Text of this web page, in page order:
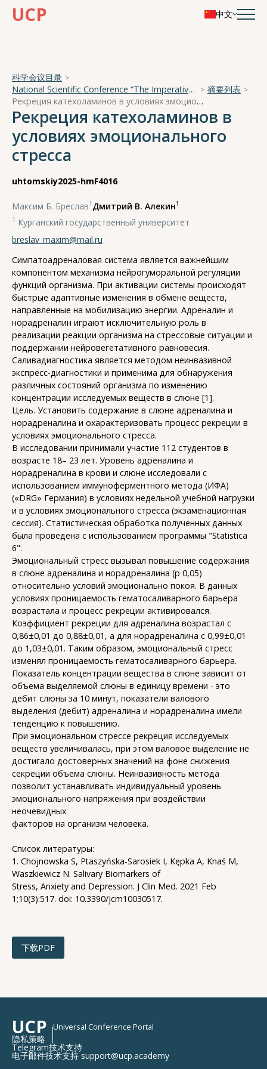
UCP 中文
科学会议目录
National Scientific Conference “The Imperative of Academician A. A. Ukhtomsky - the Brain and its Self-Cognition”
摘要列表
Рекреция катехоламинов в условиях эмоционального стресса
Рекреция катехоламинов в
условиях эмоционального
стресса
uhtomskiy2025-hmF4016
Максим Б. Бреслав1 ,
Дмитрий В. Алекин1
1 Курганский государственный университет
breslav_maxim@mail.ru
Симпатоадреналовая система является важнейшим
компонентом механизма нейрогуморальной регуляции
функций организма. При активации системы происходят
быстрые адаптивные изменения в обмене веществ,
направленные на мобилизацию энергии. Адреналин и
норадреналин играют исключительную роль в
реализации реакции организма на стрессовые ситуации и
поддержании нейровегетативного равновесия.
Саливадиагностика является методом неинвазивной
экспресс-диагностики и применима для обнаружения
различных состояний организма по изменению
концентрации исследуемых веществ в слюне [1].
Цель. Установить содержание в слюне адреналина и
норадреналина и охарактеризовать процесс рекреции в
условиях эмоционального стресса.
В исследовании принимали участие 112 студентов в
возрасте 18– 23 лет. Уровень адреналина и
норадреналина в крови и слюне исследовали с
использованием иммуноферментного метода (ИФА)
(«DRG» Германия) в условиях недельной учебной нагрузки
и в условиях эмоционального стресса (экзаменационная
сессия). Статистическая обработка полученных данных
была проведена с использованием программы "Statistica
6".
Эмоциональный стресс вызывал повышение содержания
в слюне адреналина и норадреналина (p 0,05)
относительно условий эмоционально покоя. В данных
условиях проницаемость гематосаливарного барьера
возрастала и процесс рекреции активировался.
Коэффициент рекреции для адреналина возрастал с
0,86±0,01 до 0,88±0,01, а для норадреналина с 0,99±0,01
до 1,03±0,01. Таким образом, эмоциональный стресс
изменял проницаемость гематосаливарного барьера.
Показатель концентрации вещества в слюне зависит от
объема выделяемой слюны в единицу времени - это
дебит слюны за 10 минут, показатели валового
выделения (дебит) адреналина и норадреналина имели
тенденцию к повышению.
При эмоциональном стрессе рекреция исследуемых
веществ увеличивалась, при этом валовое выделение не
достигало достоверных значений на фоне снижения
секреции объема слюны. Неинвазивность метода
позволит устанавливать индивидуальный уровень
эмоционального напряжения при воздействии
неочевидных
факторов на организм человека.
Список литературы:
1. Chojnowska S, Ptaszyńska-Sarosiek I, Kępka A, Knaś M,
Waszkiewicz N. Salivary Biomarkers of
Stress, Anxiety and Depression. J Clin Med. 2021 Feb
1;10(3):517. doi: 10.3390/jcm10030517.
下载PDF
UCP Universal Conference Portal
隐私策略
Telegram技术支持
电子邮件技术支持 support@ucp.academy